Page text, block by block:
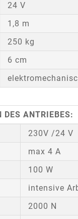
24 V
1,8 m
250 kg
6 cm
DES ANTRIEBES:
230V /24 V
max 4 A
100 W
intensive
2000 N